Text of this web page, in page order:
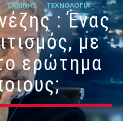
ΣΑΧΊΝΗΣ ΤΕΧΝΟΛΟΓΊΑ
: Ένας
με
ερώτημα